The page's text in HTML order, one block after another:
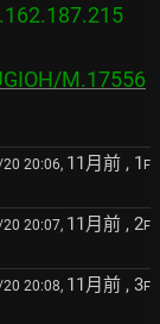
M.17556
20:06, 11月前 , 1 F
20:07, 11月前 , 2F
20:08, 11月前 , 3F